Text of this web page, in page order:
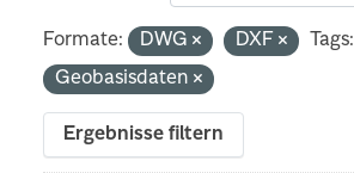
Formate: DWG DXF
Tags:
Geobasisdaten
Ergebnisse filtern